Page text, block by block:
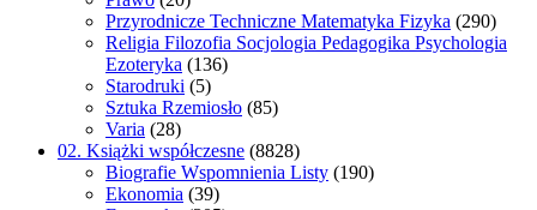
Przyrodnicze Techniczne Matematyka Fizyka (290)
Religia Filozofia Socjologia Pedagogika Psychologia
Ezoteryka (136)
Starodruki (5)
Sztuka Rzemiosło (85)
Varia (28)
02. Książki współczesne (8828)
Biografie Wspomnienia Listy (190)
Ekonomia (39)